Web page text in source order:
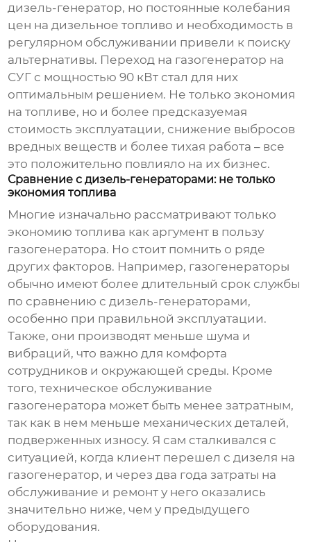
дизель-генератор, но постоянные колебания
цен на дизельное топливо и необходимость в
регулярном обслуживании привели к поиску
альтернативы. Переход на газогенератор на
СУГ с мощностью 90 кВт стал для них
оптимальным решением. Не только экономия
на топливе, но и более предсказуемая
стоимость эксплуатации, снижение выбросов
вредных веществ и более тихая работа – все
это положительно повлияло на их бизнес.
Сравнение с дизель-генераторами: не только
экономия топлива
Многие изначально рассматривают только
экономию топлива как аргумент в пользу
газогенератора. Но стоит помнить о ряде
других факторов. Например, газогенераторы
обычно имеют более длительный срок службы
по сравнению с дизель-генераторами,
особенно при правильной эксплуатации.
Также, они производят меньше шума и
вибраций, что важно для комфорта
сотрудников и окружающей среды. Кроме
того, техническое обслуживание
газогенератора может быть менее затратным,
так как в нем меньше механических деталей,
подверженных износу. Я сам сталкивался с
ситуацией, когда клиент перешел с дизеля на
газогенератор, и через два года затраты на
обслуживание и ремонт у него оказались
значительно ниже, чем у предыдущего
оборудования.